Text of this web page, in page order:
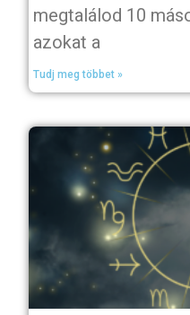
megtalálod 10
azokat a
Tudj meg többet »